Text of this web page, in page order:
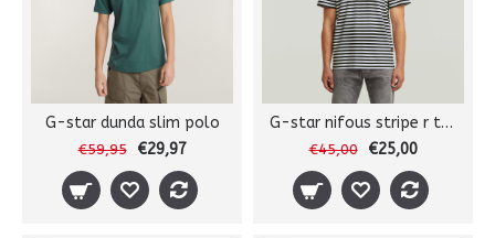
G-star dunda slim polo
€59,95 €29,97
G-star nifous stripe r tee
€45,00 €25,00